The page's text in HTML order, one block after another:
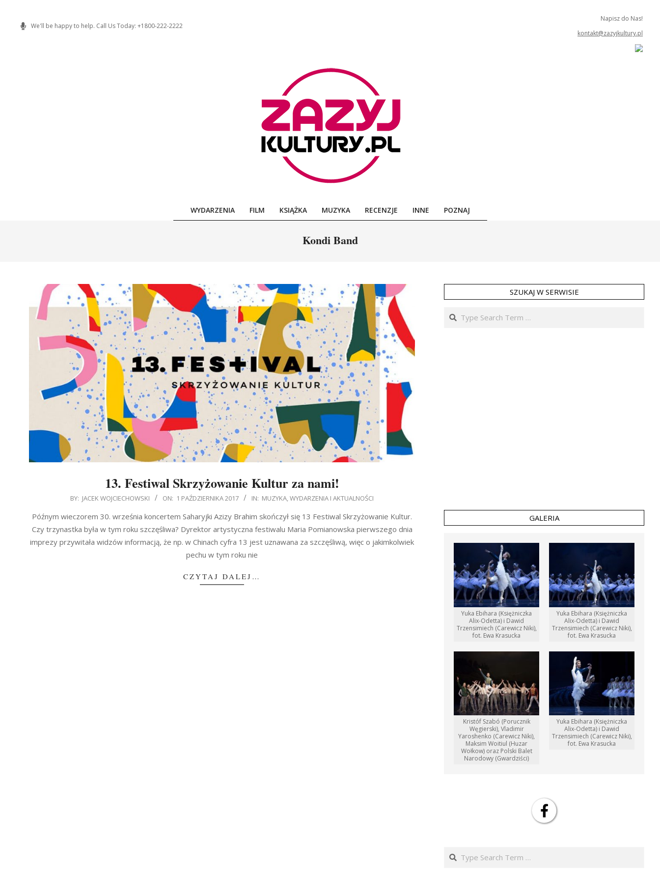
content
We'll be happy to help. Call Us Today: +1800-222-2222
Napisz do Nas!
kontakt@zazyjkultury.pl
Primary
Menu
WYDARZENIA FILM KSIĄŻKA MUZYKA RECENZJE INNE POZNAJ
Kondi Band
13. Festiwal Skrzyżowanie Kultur za nami!
BY: JACEK WOJCIECHOWSKI ON: 1 PAŹDZIERNIKA 2017 IN: MUZYKA,WYDARZENIA I AKTUALNOŚCI
Późnym wieczorem 30. września koncertem Saharyjki Azizy Brahim skończył się 13 Festiwal Skrzyżowanie Kultur.
Czy trzynastka była w tym roku szczęśliwa? Dyrektor artystyczna festiwalu Maria Pomianowska pierwszego dnia
imprezy przywitała widzów informacją, że np. w Chinach cyfra 13 jest uznawana za szczęśliwą, więc o jakimkolwiek
pechu w tym roku nie
CZYTAJ DALEJ…
SZUKAJ W SERWISIE
Search
GALERIA
Yuka Ebihara (Księżniczka
Alix-Odetta) i Dawid
Trzensimiech (Carewicz Niki),
fot. Ewa Krasucka
Yuka Ebihara (Księżniczka
Alix-Odetta) i Dawid
Trzensimiech (Carewicz Niki),
fot. Ewa Krasucka
Kristóf Szabó (Porucznik
Węgierski), Vladimir
Yaroshenko (Carewicz Niki),
Maksim Woitiul (Huzar
Wołkow) oraz Polski Balet
Narodowy (Gwardziści)
Yuka Ebihara (Księżniczka
Alix-Odetta) i Dawid
Trzensimiech (Carewicz Niki),
fot. Ewa Krasucka
Search